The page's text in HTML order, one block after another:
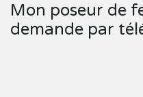
Mon poseur de
demande par